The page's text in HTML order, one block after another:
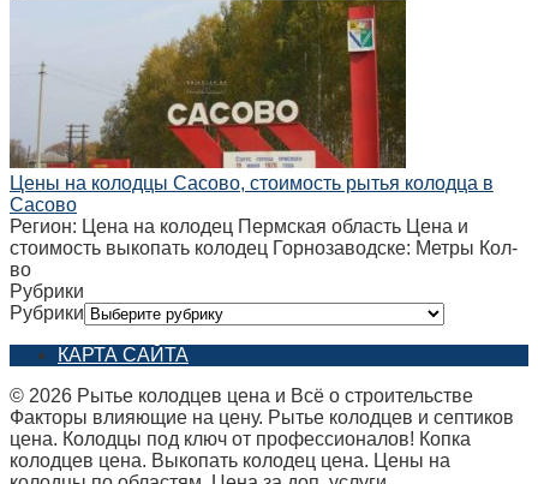
Цены на колодцы Сасово, стоимость рытья колодца в
Сасово
Регион: Цена на колодец Пермская область Цена и
стоимость выкопать колодец Горнозаводске: Метры Кол-
во
Рубрики
Рубрики
КАРТА САЙТА
© 2026 Рытье колодцев цена и Всё о строительстве
Факторы влияющие на цену. Рытье колодцев и септиков
цена. Колодцы под ключ от профессионалов! Копка
колодцев цена. Выкопать колодец цена. Цены на